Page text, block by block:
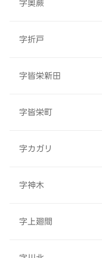
字奥蕨
字折戸
字皆栄新田
字皆栄町
字カガリ
字神木
字上廻間